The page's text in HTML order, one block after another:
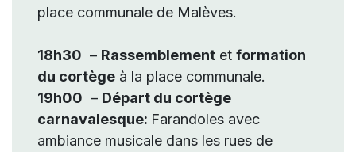
place communale de Malèves.
18h30 – Rassemblement et formation
du cortège à la place communale.
19h00 – Départ du cortège
carnavalesque: Farandoles avec
ambiance musicale dans les rues de